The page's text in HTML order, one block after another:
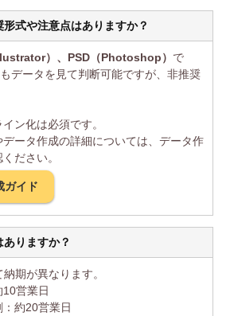
形式や注意点はありますか？
）、PSD（Photoshop） で
データを見て判断可能ですが、非推奨
ン化は必須です。
データ作成の詳細については、データ作
ださい。
ガイド
りますか？
期が異なります。
10営業日
：約20営業日